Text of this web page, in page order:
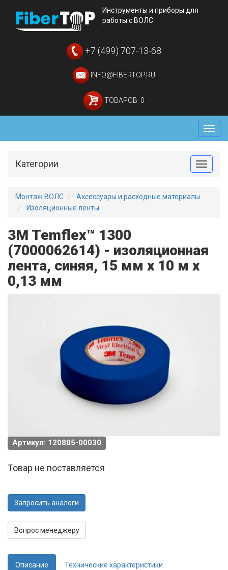
Инструменты и приборы для
работы с ВОЛС
+7 (499) 707-13-68
INFO@FIBERTOP.RU
ТОВАРОВ: 0
Меню
Toggle
Категории
Монтаж ВОЛС
Аксессуары и расходные материалы
Изоляционные ленты
3M Temflex™ 1300
(7000062614) - изоляционная
лента, синяя, 15 мм х 10 м х
0,13 мм
Артикул: 120805-00030
Товар не поставляется
Запросить аналоги
Вопрос менеджеру
Описание Технические характеристики